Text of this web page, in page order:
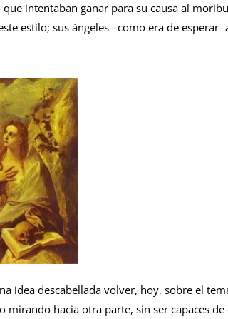
intentaban ganar para su causa al
estilo; sus ángeles –como era de
idea descabellada volver, hoy, sobre el
mirando hacia otra parte, sin ser capaces